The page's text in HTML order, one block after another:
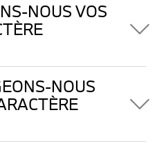
NOUS VOS
NOUS